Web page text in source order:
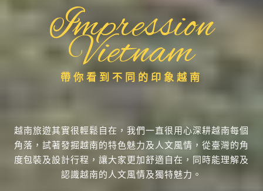
Impression
Vietnam
帶你看到不同的印象越南
越南旅遊其實很輕鬆自在，我們一直很用心深耕越南每個
角落，試著發掘越南的特色魅力及人文風情，從臺灣的角
度包裝及設計行程，讓大家更加舒適自在，同時能理解及
認識越南的人文風情及獨特魅力。